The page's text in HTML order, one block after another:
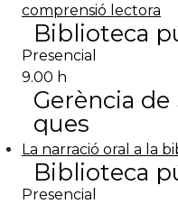
comprensió lectora
Biblioteca
Presencial
9.00 h
Gerència
ques
La narració oral a la
Biblioteca
Presencial